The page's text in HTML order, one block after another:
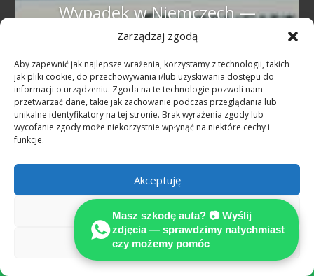
Zarządzaj zgodą
Aby zapewnić jak najlepsze wrażenia, korzystamy z technologii, takich
jak pliki cookie, do przechowywania i/lub uzyskiwania dostępu do
informacji o urządzeniu. Zgoda na te technologie pozwoli nam
przetwarzać dane, takie jak zachowanie podczas przeglądania lub
unikalne identyfikatory na tej stronie. Brak wyrażenia zgody lub
wycofanie zgody może niekorzystnie wpłynąć na niektóre cechy i
funkcje.
Akceptuję
Odmów
Zobacz preferencje
Wypadek w Niemczech —
najczęstsze pytania
(Niemcy)
Ile kosztuje rzeczoznawca
samochodowy po wypadku w
Niemczech?
Przy szkodzie z OC sprawcy w Niemczech
uzasadnione koszty niezależnego
rzeczoznawcy co do zasady pokrywa
ubezpieczyciel sprawcy (§ 249 BGB).
MOTOEXPERT nie pobiera zaliczki od
poszkodowanego przy tego typu
sprawach.

Masz szkodę auta? 📷 Wyślij
zdjęcia — sprawdzimy natychmiast
czy możemy pomóc